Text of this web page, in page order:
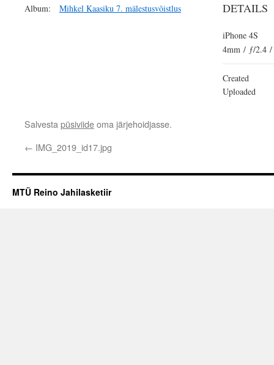
Album: Mihkel Kaasiku 7. mälestusvõistlus DETAILS
iPhone 4S
4mm / ƒ/2.4 /
Created
Uploaded
Salvesta püsiviideoma järjehoidjasse.
← IMG_2019_id17.jpg
MTÜ Reino Jahilasketiir